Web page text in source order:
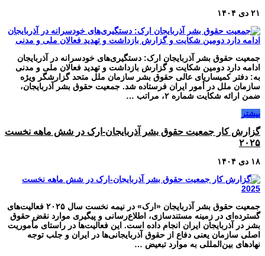
۲۱ دی ۱۴۰۴
جمعیت حقوق بشر آذربایجان ارک: دستگیری‌های خودسرانه در آذربایجان
ادامه دارد دومین شکایت و گزارش بازداشت و تهدید فعالان ملی و مدنی
به: دفتر کمیساریای عالی حقوق بشر سازمان ملل متحد گزارشگر ویژه
سازمان ملل در أمور ایران فرستاده شد. جمعیت حقوق بشر آذربایجان،
ضمن ارائه شکایت شماره ۲، مراتب …
بیشتر
گزارش کار جمعیت حقوق بشر آذربایجان-ارک در شش ماهه نخست
۲۰۲۵
۱۸ دی ۱۴۰۴
جمعیت حقوق بشر آذربایجان «ارک» در نیمه نخست سال ۲۰۲۵ فعالیت‌های
گسترده‌ای در زمینه مستندسازی، اطلاع‌رسانی و پیگیری موارد نقض حقوق
بشر در آذربایجان ایران انجام داده است. این فعالیت‌ها در راستای مأموریت
اصلی سازمان یعنی دفاع از حقوق آذربایجانی‌ها در ایران و جلب توجه
نهادهای بین‌المللی به موارد تبعیض …